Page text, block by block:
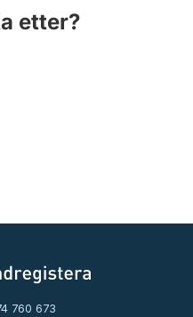
etter?
760 673